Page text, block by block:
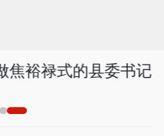
的县委书记